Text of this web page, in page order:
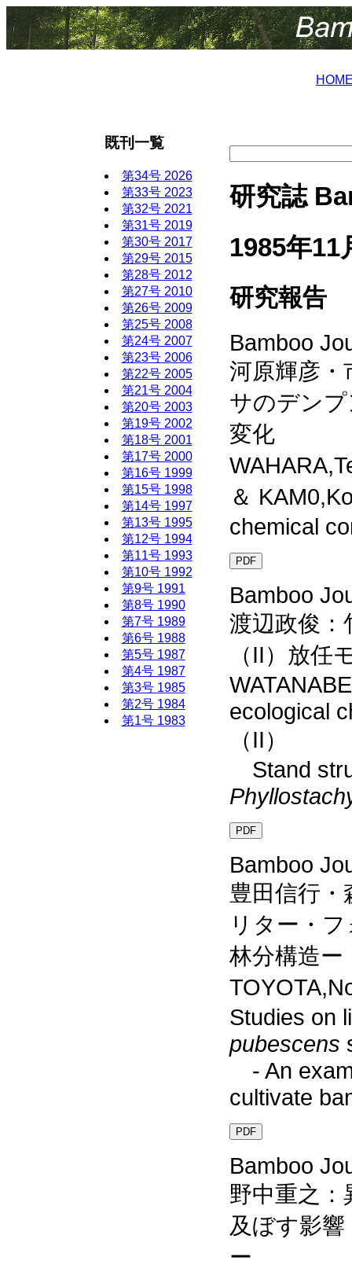
既刊一覧
第34号 2026
第33号 2023
第32号 2021
第31号 2019
第30号 2017
第29号 2015
第28号 2012
第27号 2010
第26号 2009
第25号 2008
第24号 2007
第23号 2006
第22号 2005
第21号 2004
第20号 2003
第19号 2002
第18号 2001
第17号 2000
第16号 1999
第15号 1998
第14号 1997
第13号 1995
第12号 1994
第11号 1993
第10号 1992
第9号 1991
第8号 1990
第7号 1989
第6号 1988
第5号 1987
第4号 1987
第3号 1985
第2号 1984
第1号 1983
研究誌
1985年11
研究報告
Bamboo
河原輝彦・
サのデン
変化
＆
chemical
PDF
Bamboo
渡辺政俊：
（II）放任
ecological
（II）
Stand
PDF
Bamboo
豊田信行
リター・
林分構造ー
Studies on
pubescens
- An
cultivate
PDF
Bamboo
野中重之
及ぼす影
ー